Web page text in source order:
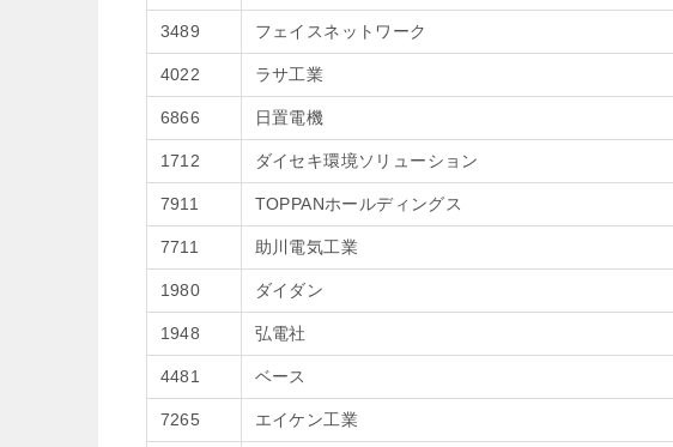
3489 フェイスネットワーク
4022 ラサ工業
6866 日置電機
1712 ダイセキ環境ソリューション
7911 TOPPANホールディングス
7711 助川電気工業
1980 ダイダン
1948 弘電社
4481 ベース
7265 エイケン工業